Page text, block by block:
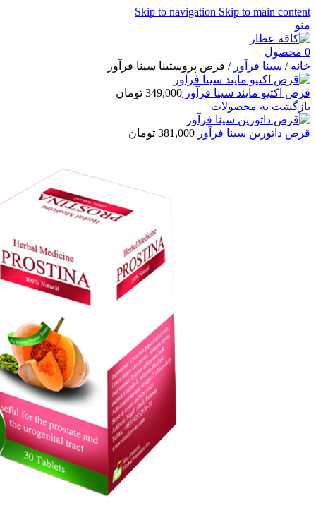
Skip to navigation Skip to main content
منو
0 محصول
خانه/ سینا فرآور/ قرص پروستینا سینا فرآور
قرص اکتیو مایند سینا فرآور 349,000 تومان
بازگشت به محصولات
قرص داتورین سینا فرآور 381,000 تومان